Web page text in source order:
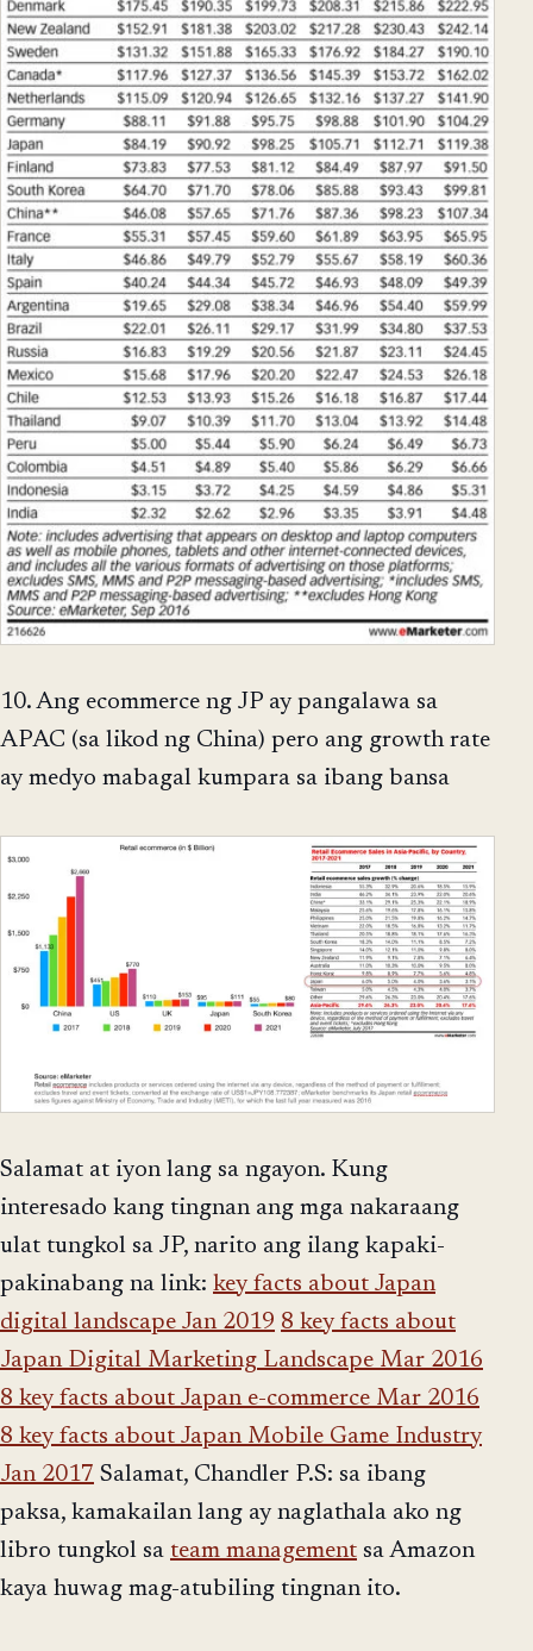
10. Ang ecommerce ng JP ay pangalawa sa
APAC (sa likod ng China) pero ang growth rate
ay medyo mabagal kumpara sa ibang bansa
Salamat at iyon lang sa ngayon. Kung
interesado kang tingnan ang mga nakaraang
ulat tungkol sa JP, narito ang ilang kapaki-
pakinabang na link: key facts about Japan
digital landscape Jan 2019 8 key facts about
Japan Digital Marketing Landscape Mar 2016
8 key facts about Japan e-commerce Mar 2016
8 key facts about Japan Mobile Game Industry
Jan 2017 Salamat, Chandler P.S: sa ibang
paksa, kamakailan lang ay naglathala ako ng
libro tungkol sa team management sa Amazon
kaya huwag mag-atubiling tingnan ito.